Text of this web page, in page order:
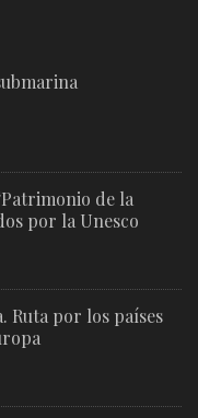
de la
por la Unesco
Ruta por los países